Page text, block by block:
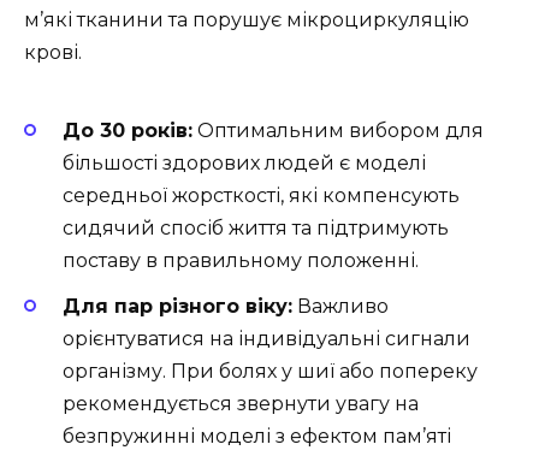
м’які тканини та порушує мікроциркуляцію
крові.
До 30 років: Оптимальним вибором для
більшості здорових людей є моделі
середньої жорсткості, які компенсують
сидячий спосіб життя та підтримують
поставу в правильному положенні.
Для пар різного віку: Важливо
орієнтуватися на індивідуальні сигнали
організму. При болях у шиї або попереку
рекомендується звернути увагу на
безпружинні моделі з ефектом пам’яті